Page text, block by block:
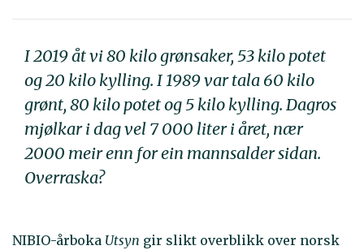
I 2019 åt vi 80 kilo grønsaker, 53 kilo potet
og 20 kilo kylling. I 1989 var tala 60 kilo
grønt, 80 kilo potet og 5 kilo kylling. Dagros
mjølkar i dag vel 7 000 liter i året, nær
2000 meir enn for ein mannsalder sidan.
Overraska?
NIBIO-årboka Utsyn gir slikt overblikk over norsk